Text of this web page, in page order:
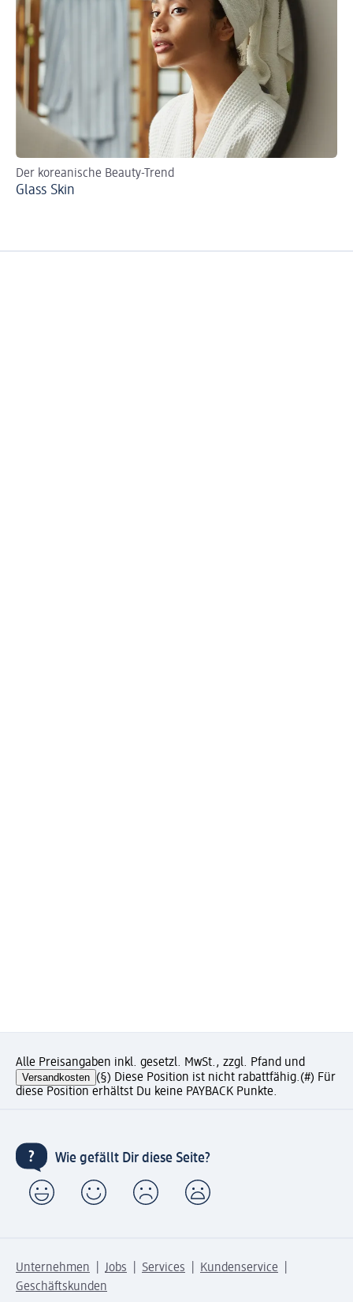
Der koreanische Beauty-Trend
Glass Skin
Alle Preisangaben inkl. gesetzl. MwSt., zzgl. Pfand und
Versandkosten (§) Diese Position ist nicht rabattfähig.(#) Für
diese Position erhältst Du keine PAYBACK Punkte.
Wie gefällt Dir diese Seite?
Unternehmen Jobs Services
Kundenservice
Geschäftskunden